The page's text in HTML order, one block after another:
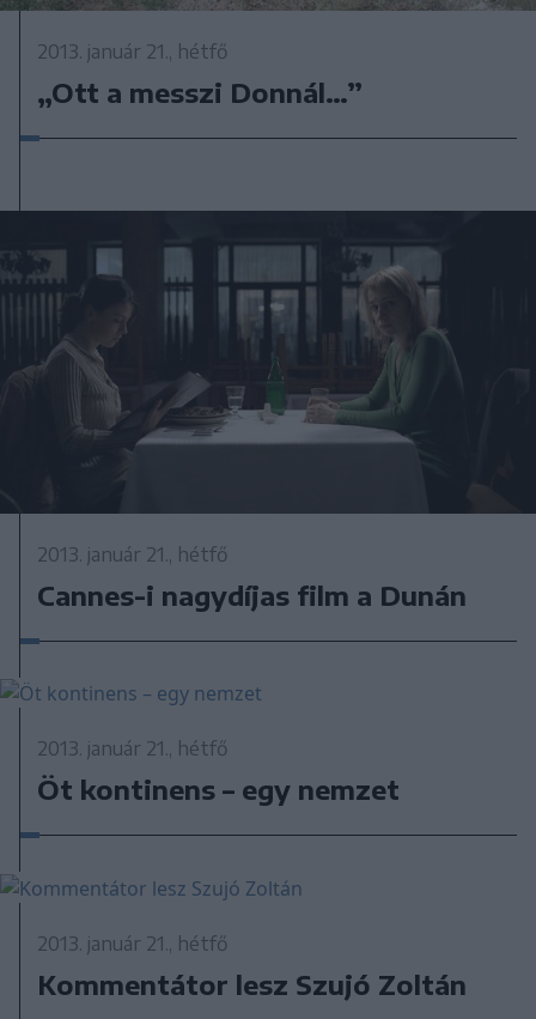
2013. január 21., hétfő
„Ott a messzi Donnál…”
2013. január 21., hétfő
Cannes-i nagydíjas film a Dunán
2013. január 21., hétfő
Öt kontinens – egy nemzet
2013. január 21., hétfő
Kommentátor lesz Szujó Zoltán